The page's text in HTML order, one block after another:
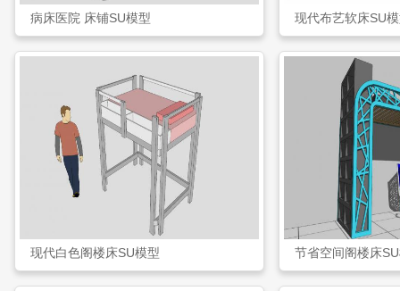
病床医院 床铺SU模型 现代布艺软床SU
现代白色阁楼床SU模型 节省空间阁楼床